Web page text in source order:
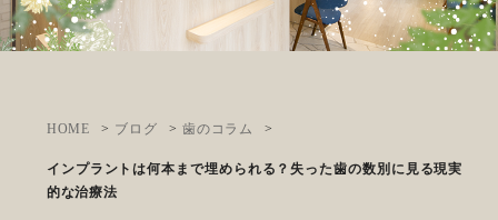
HOME ブログ 歯のコラム
インプラントは何本まで埋められる？失った歯の数別に見る現実
的な治療法